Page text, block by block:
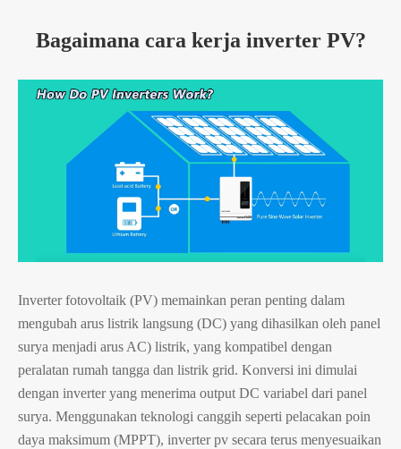
Bagaimana cara kerja inverter PV?
Inverter fotovoltaik (PV) memainkan peran penting dalam
mengubah arus listrik langsung (DC) yang dihasilkan oleh panel
surya menjadi arus AC) listrik, yang kompatibel dengan
peralatan rumah tangga dan listrik grid. Konversi ini dimulai
dengan inverter yang menerima output DC variabel dari panel
surya. Menggunakan teknologi canggih seperti pelacakan poin
daya maksimum (MPPT), inverter pv secara terus menyesuaikan